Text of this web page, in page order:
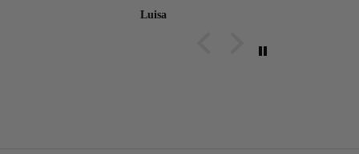
Luisa